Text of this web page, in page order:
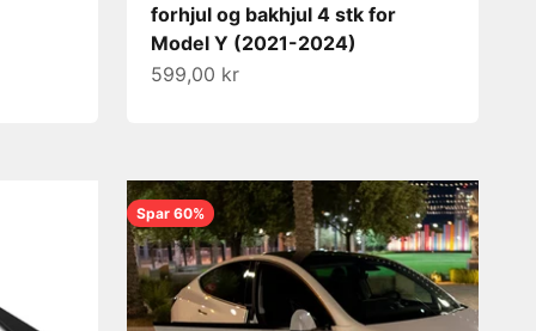
forhjul og bakhjul 4 stk for
Model Y (2021-2024)
Salgspris
599,00 kr
Spar 60%